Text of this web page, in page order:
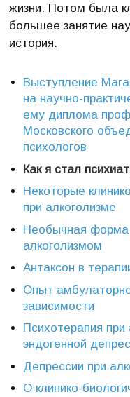
жизни. Потом была
большее занятие
история.
Выступление
на научно-
ему диплома
Московского
психологов
Как я стал
Некоторые
при алкоголизме
Необычная форма
алкоголизмом
Антаксон в
Опыт
зависимости
Психотерапия
эндогенной
Депрессии при
О клинико-